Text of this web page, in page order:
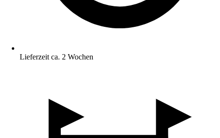
Lieferzeit ca. 2 Wochen